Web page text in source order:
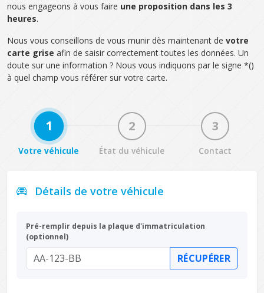
nous engageons à vous faire une proposition dans les 3
heures.
Nous vous conseillons de vous munir dès maintenant de votre
carte grise afin de saisir correctement toutes les données. Un
doute sur une information ? Nous vous indiquons par le signe *()
à quel champ vous référer sur votre carte.
1
Votre véhicule
2
État du véhicule
3
Contact
Détails de votre véhicule
Pré-remplir depuis la plaque d'immatriculation
(optionnel)
RÉCUPÉRER